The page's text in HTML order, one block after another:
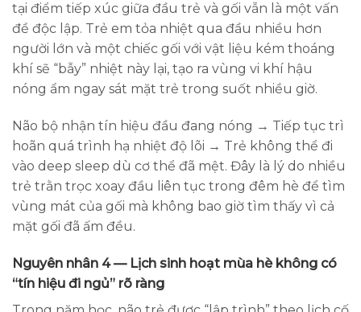
tại điểm tiếp xúc giữa đầu trẻ và gối vẫn là một vấn
đề độc lập. Trẻ em tỏa nhiệt qua đầu nhiều hơn
người lớn và một chiếc gối với vật liệu kém thoáng
khí sẽ “bẫy” nhiệt này lại, tạo ra vùng vi khí hậu
nóng ẩm ngay sát mặt trẻ trong suốt nhiều giờ.
Não bộ nhận tín hiệu đầu đang nóng → Tiếp tục trì
hoãn quá trình hạ nhiệt độ lõi → Trẻ không thể đi
vào deep sleep dù cơ thể đã mệt. Đây là lý do nhiều
trẻ trằn trọc xoay đầu liên tục trong đêm hè để tìm
vùng mát của gối mà không bao giờ tìm thấy vì cả
mặt gối đã ấm đều.
Nguyên nhân 4 — Lịch sinh hoạt mùa hè không có
“tín hiệu đi ngủ” rõ ràng